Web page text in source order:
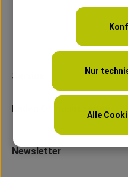
Service
Laden Öffnungszeiten
Newsletter
Nur
Alle